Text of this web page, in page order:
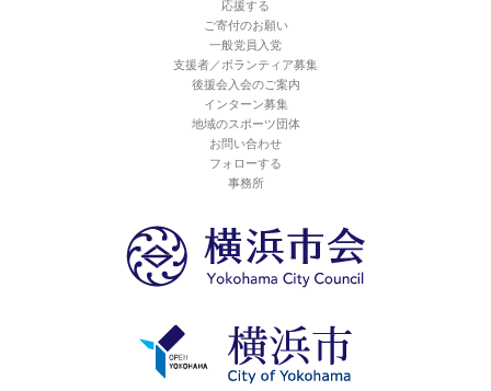
応援する
ご寄付のお願い
一般党員入党
支援者／ボランティア募集
後援会入会のご案内
インターン募集
地域のスポーツ団体
お問い合わせ
フォローする
事務所